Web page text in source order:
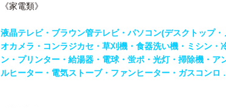
《家電類》
液晶テレビ・ブラウン管テレビ・パソコン(デスクトップ・
オカメラ・コンラジカセ・草刈機・食器洗い機・ミシン・
ン・ プリンター・給湯器・電球・蛍ポ・光灯・掃除機・ア
ルヒーター・電気ストーブ・ファンヒーター・ガスコンロ